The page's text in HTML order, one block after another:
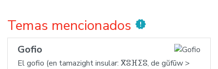
Temas mencionados new_releases
Gofio
El gofio (en tamazight insular: ⴳⵓⴼⵉⵓ, de gŭfūw >